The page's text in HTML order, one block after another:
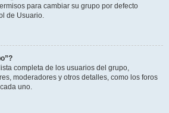
para cambiar su grupo por defecto
de Usuario.
completa de los usuarios del grupo,
moderadores y otros detalles, como los foros
uno.